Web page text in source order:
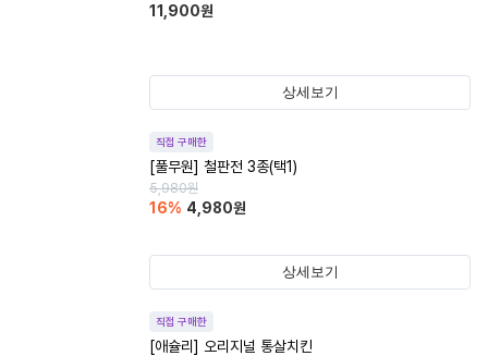
11,900원
상세보기
직접 구매한
[풀무원] 철판전 3종(택1)
5,980원
16% 4,980원
상세보기
직접 구매한
[애슐리] 오리지널 통살치킨